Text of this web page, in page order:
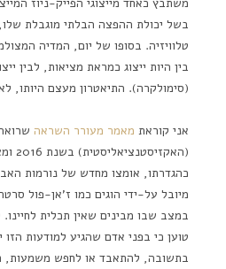
בשל יכולת ההפצה הבלתי מוגבלת
טלוויזיה. בסופו של יום, המדיה
בין היות ייצוג כמראת מציאות, לבין
(סימולקרה). התיאטרון מעצם היותו,
אני קוראת מאמר מעורר השראה
כהגדרתו, אומצו מחדש של נורמות
מיובל על-ידי הוגים כמו ז'אן-פול
במצב שבו מבינים שאין תכלית
בתשובה, להתאבד או לחפש